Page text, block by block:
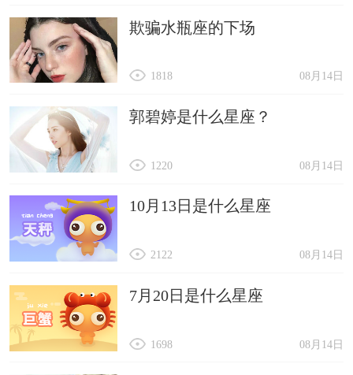
欺骗水瓶座的下场
08月14日
1818
郭碧婷是什么星座？
08月14日
1220
10月13日是什么星座
08月14日
2122
7月20日是什么星座
08月14日
1698